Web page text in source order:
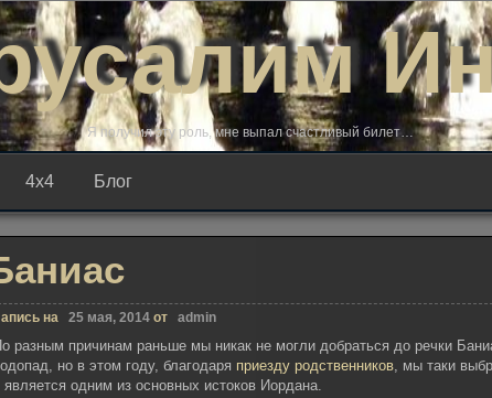
Я получил эту роль, мне выпал счастливый билет…
4х4 Блог
на 25 мая, 2014 от admin
разным причинам раньше мы никак не могли добраться до речки
но в этом году, благодаря приезду родственников, мы таки
является одним из основных истоков Иордана.